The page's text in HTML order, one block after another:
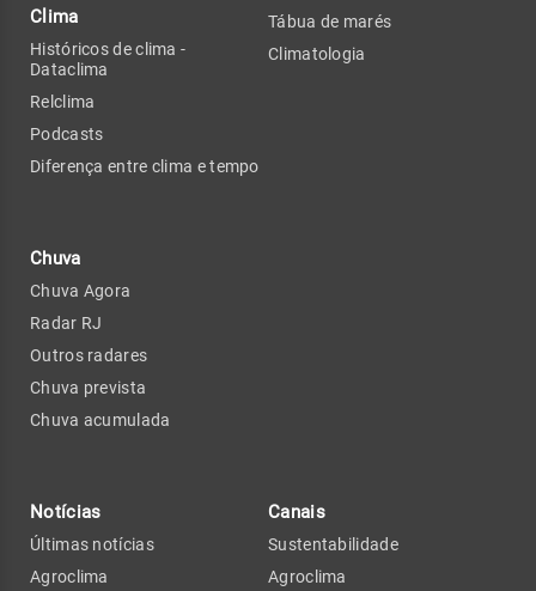
Clima
Históricos de clima -
Dataclima
Relclima
Podcasts
Diferença entre clima e tempo
Chuva
Chuva Agora
Radar RJ
Outros radares
Chuva prevista
Chuva acumulada
Tábua de marés
Climatologia
Notícias
Últimas notícias
Agroclima
Canais
Sustentabilidade
Agroclima